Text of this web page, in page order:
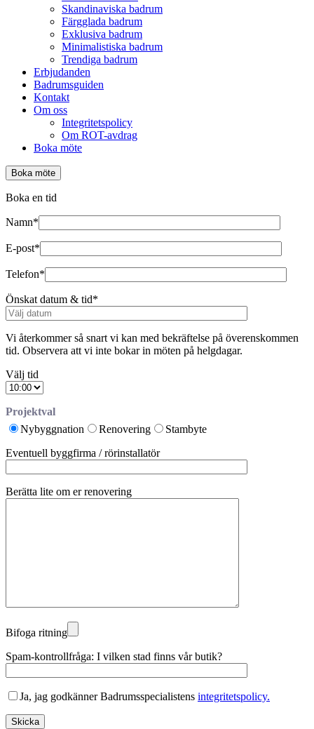
Skandinaviska badrum
Färgglada badrum
Exklusiva badrum
Minimalistiska badrum
Trendiga badrum
Erbjudanden
Badrumsguiden
Kontakt
Om oss
Integritetspolicy
Om ROT-avdrag
Boka möte
Boka möte
Boka en tid
Namn*
E-post*
Telefon*
Önskat datum & tid*
Vi återkommer så snart vi kan med bekräftelse på överenskommen
tid. Observera att vi inte bokar in möten på helgdagar.
Välj tid
Projektval
Nybyggnation
Renovering
Stambyte
Eventuell byggfirma / rörinstallatör
Berätta lite om er renovering
Bifoga ritning
Spam-kontrollfråga: I vilken stad finns vår butik?
Ja, jag godkänner Badrumsspecialistens integritetspolicy.